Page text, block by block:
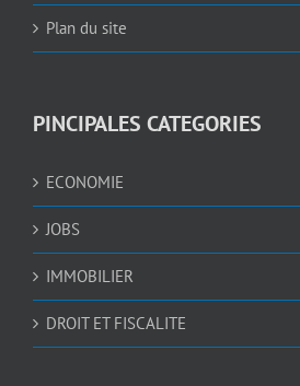
Plan du site
PINCIPALES CATEGORIES
ECONOMIE
JOBS
IMMOBILIER
DROIT ET FISCALITE